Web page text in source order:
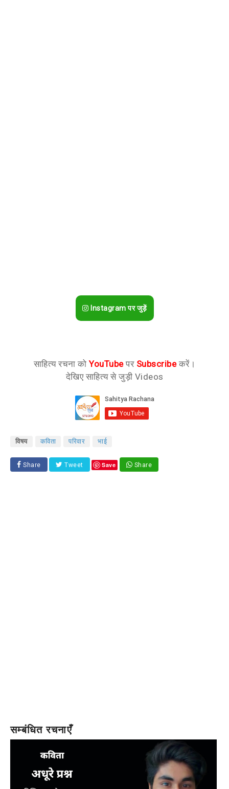
Instagram पर जुड़ें
साहित्य रचना कोYouTubeपर Subscribeकरें।
देखिए साहित्य से जुड़ी Videos
विषय कविता परिवार भाई
Share Tweet Save Share
सम्बंधित रचनाएँ